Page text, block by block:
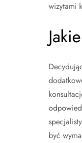
wizytami
być